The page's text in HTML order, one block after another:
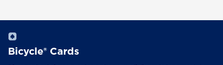
Bicycle® Cards